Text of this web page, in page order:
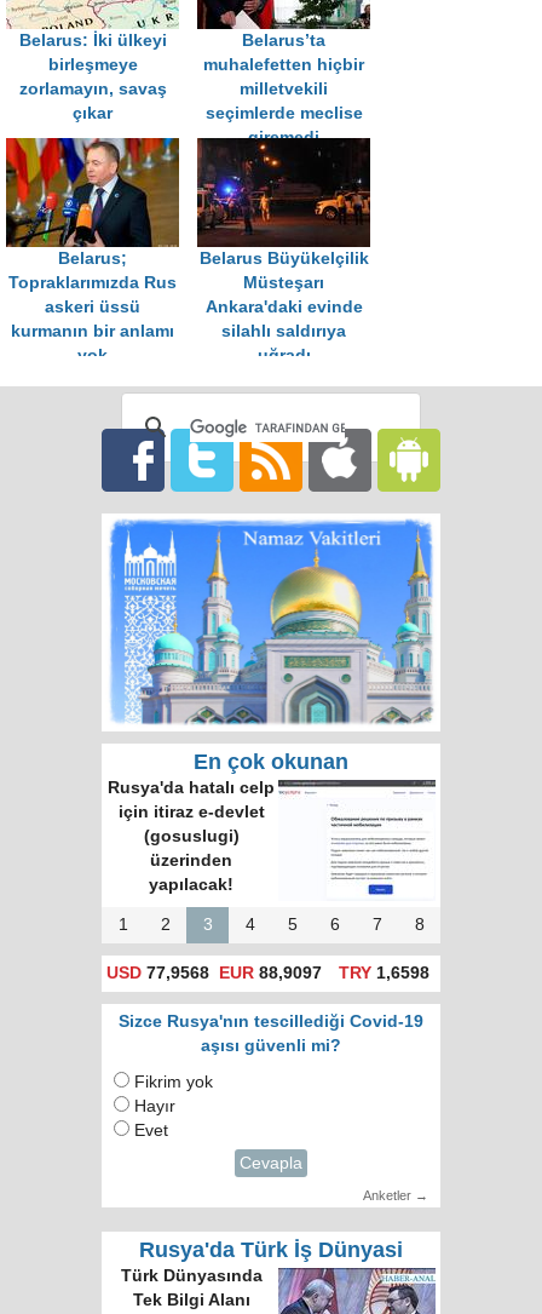
Belarus: İki ülkeyi
birleşmeye
zorlamayın, savaş
çıkar
Belarus’ta
muhalefetten hiçbir
milletvekili
seçimlerde meclise
giremedi
Belarus;
Topraklarımızda Rus
askeri üssü
kurmanın bir anlamı
yok
Belarus Büyükelçilik
Müsteşarı
Ankara'daki evinde
silahlı saldırıya
uğradı
En çok okunan
Rusya'da hatalı celp
için itiraz e-devlet
(gosuslugi)
üzerinden
yapılacak!
1 2 3 4 5 6 7 8
USD 77,9568 EUR 88,9097 TRY1,6598
Sizce Rusya'nın tescillediği Covid-19
aşısı güvenli mi?
Fikrim yok
Hayır
Evet
Cevapla
Anketler →
Rusya'da Türk İş Dünyasi
Türk Dünyasında
Tek Bilgi Alanı